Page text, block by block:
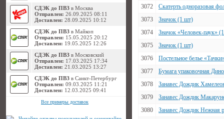
СДЭК до ПВЗ в Москва
Отправлен: 26.09.2025 08:11
Доставлен: 28.09.2025 10:12
СДЭК до ПВЗ в Майкоп
Отправлен: 15.05.2025 20:12
Доставлен: 19.05.2025 12:26
СДЭК до ПВЗ в Московский
Отправлен: 17.03.2025 17:34
Доставлен: 21.03.2025 13:27
СДЭК до ПВЗ в Санкт-Петербург
Отправлен: 09.03.2025 11:21
Доставлен: 12.03.2025 09:41
Все примеры доставок
3072
Скатерть одноразовая
3073
Значок (1 шт)
3074
Значок «Человек-паук»
3075
Значок (1 шт)
3076
Постельное белье
3077
Бумага упаковочная
3078
Занавес Дождик
3079
Занавес Дождик
3080
Занавес Дождик Нежная